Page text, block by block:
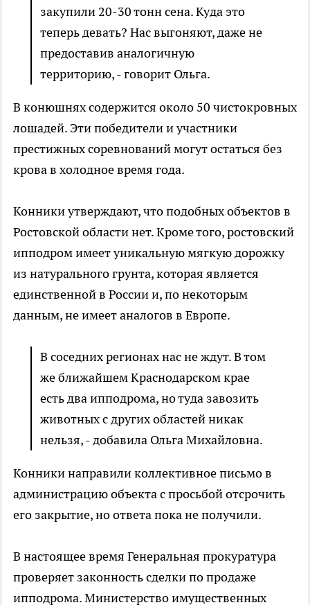
закупили 20-30 тонн сена. Куда это
теперь девать? Нас выгоняют, даже не
предоставив аналогичную
территорию, - говорит Ольга.
В конюшнях содержится около 50 чистокровных
лошадей. Эти победители и участники
престижных соревнований могут остаться без
крова в холодное время года.
Конники утверждают, что подобных объектов в
Ростовской области нет. Кроме того, ростовский
ипподром имеет уникальную мягкую дорожку
из натурального грунта, которая является
единственной в России и, по некоторым
данным, не имеет аналогов в Европе.
В соседних регионах нас не ждут. В том
же ближайшем Краснодарском крае
есть два ипподрома, но туда завозить
животных с других областей никак
нельзя, - добавила Ольга Михайловна.
Конники направили коллективное письмо в
администрацию объекта с просьбой отсрочить
его закрытие, но ответа пока не получили.
В настоящее время Генеральная прокуратура
проверяет законность сделки по продаже
ипподрома. Министерство имущественных